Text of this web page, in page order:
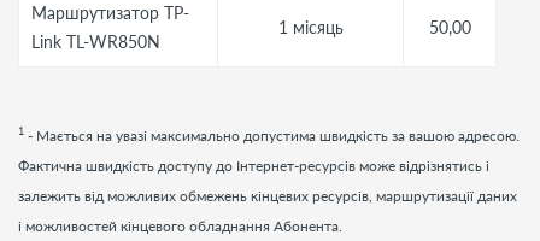
Маршрутизатор TP-
Link TL-WR850N
1 місяць 50,00
1 - Мається на увазі максимально допустима швидкість за вашою адресою.
Фактична швидкість доступу до Інтернет-ресурсів може відрізнятись і
залежить від можливих обмежень кінцевих ресурсів, маршрутизації даних
і можливостей кінцевого обладнання Абонента.